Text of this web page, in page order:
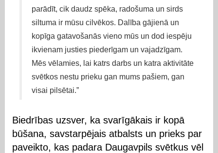
parādīt, cik daudz spēka, radošuma un sirds
siltuma ir mūsu cilvēkos. Dalība gājienā un
kopīga gatavošanās vieno mūs un dod iespēju
ikvienam justies piederīgam un vajadzīgam.
Mēs vēlamies, lai katrs darbs un katra aktivitāte
svētkos nestu prieku gan mums pašiem, gan
visai pilsētai.”
Biedrības uzsver, ka svarīgākais ir kopā
būšana, savstarpējais atbalsts un prieks par
paveikto, kas padara Daugavpils svētkus vēl